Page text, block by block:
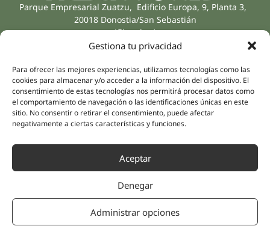
Gestiona tu privacidad
Para ofrecer las mejores experiencias, utilizamos tecnologías como las
cookies para almacenar y/o acceder a la información del dispositivo. El
consentimiento de estas tecnologías nos permitirá procesar datos como
el comportamiento de navegación o las identificaciones únicas en este
sitio. No consentir o retirar el consentimiento, puede afectar
negativamente a ciertas características y funciones.
Aceptar
Denegar
Administrar opciones
Parque Empresarial Zuatzu, Edificio Europa, 9, Planta 3,
20018 Donostia/San Sebastián
(Gipuzkoa)
Especialidades
Salud íntima
Sports
Salud mental
Neurología y dolor
Medicina interna
Medicina estética
Compañía
Equipo humano
Distribuidores
Partnerships
Nesa Academic
Evidencia científica
Clínicas
Instagram
LinkedIn
Youtube